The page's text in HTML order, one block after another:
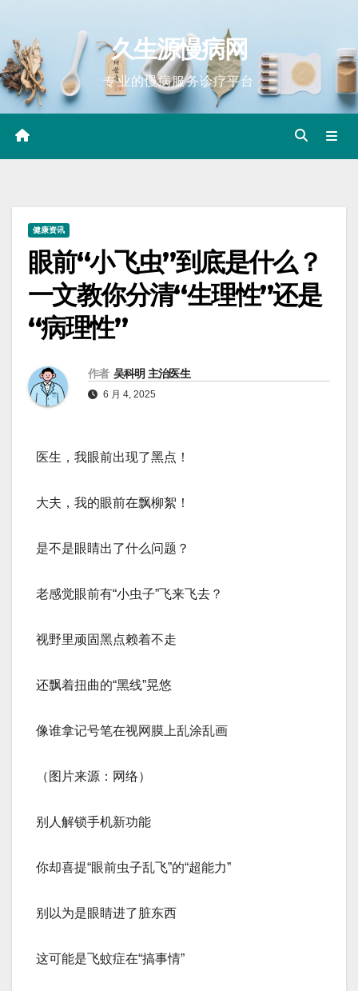
content
久生源慢病网
专业的慢病服务诊疗平台
健康资讯
眼前“小飞虫”到底是什么？
一文教你分清“生理性”还是
“病理性”
作者 吴科明 主治医生
6 月 4, 2025
医生，我眼前出现了黑点！
大夫，我的眼前在飘柳絮！
是不是眼睛出了什么问题？
老感觉眼前有“小虫子”飞来飞去？
视野里顽固黑点赖着不走
还飘着扭曲的“黑线”晃悠
像谁拿记号笔在视网膜上乱涂乱画
（图片来源：网络）
别人解锁手机新功能
你却喜提“眼前虫子乱飞”的“超能力”
别以为是眼睛进了脏东西
这可能是飞蚊症在“搞事情”